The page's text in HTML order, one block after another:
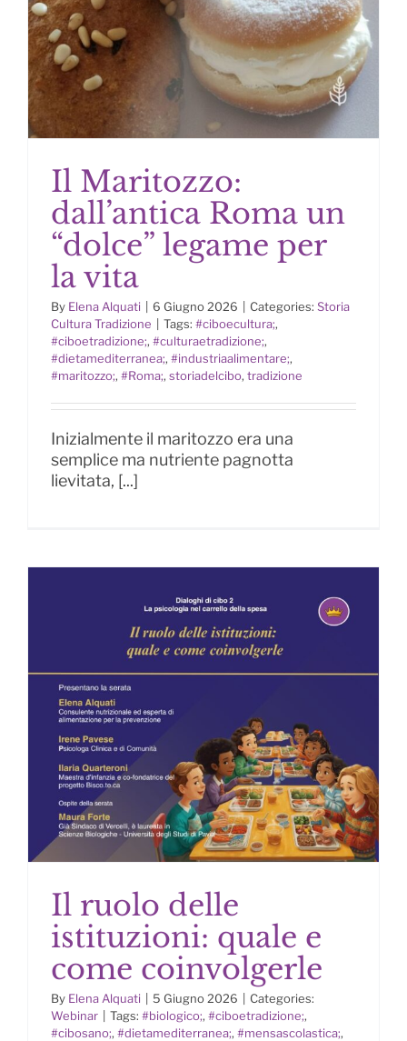
Il Maritozzo: dall’antica Roma un
“dolce” legame per la vita
Il Maritozzo:
dall’antica Roma un
“dolce” legame per
la vita
By Elena Alquati 6 Giugno 2026 Categories: Storia
Cultura Tradizione
Tags: #ciboecultura;,
#ciboetradizione;, #culturaetradizione;,
#dietamediterranea;, #industriaalimentare;,
#maritozzo;, #Roma;, storiadelcibo, tradizione
Inizialmente il maritozzo era una
semplice ma nutriente pagnotta
lievitata, [...]
Il ruolo delle istituzioni: quale e
come coinvolgerle
Il ruolo delle
istituzioni: quale e
come coinvolgerle
By Elena Alquati 5 Giugno 2026
Categories:
Webinar
Tags: #biologico;, #ciboetradizione;,
#cibosano;, #dietamediterranea;, #mensascolastica;,